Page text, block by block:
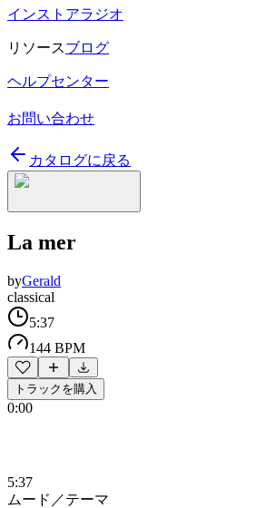
インストアラジオ
リソースブログ
ヘルプセンター
お問い合わせ
カタログに戻る
La mer
byGerald
classical
5:37
144 BPM
トラックを購入
0:00
5:37
ムード／テーマ